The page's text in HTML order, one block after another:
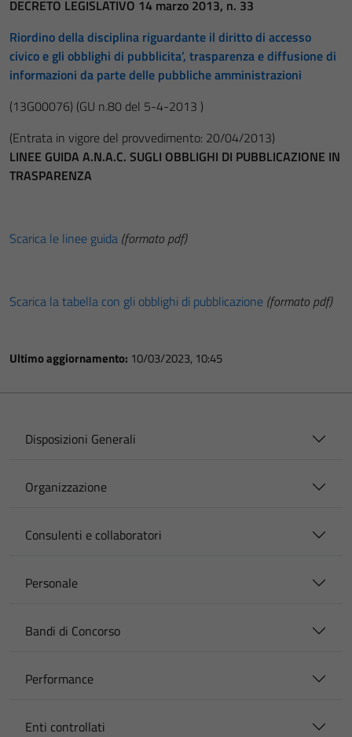
DECRETO LEGISLATIVO 14 marzo 2013, n. 33
Riordino della disciplina riguardante il diritto di accesso
civico e gli obblighi di pubblicita’, trasparenza e diffusione di
informazioni da parte delle pubbliche amministrazioni
(13G00076) (GU n.80 del 5-4-2013 )
(Entrata in vigore del provvedimento: 20/04/2013)
LINEE GUIDA A.N.A.C. SUGLI OBBLIGHI DI PUBBLICAZIONE IN
TRASPARENZA
Scarica le linee guida (formato pdf)
Scarica la tabella con gli obblighi di pubblicazione (formato pdf)
Ultimo aggiornamento: 10/03/2023, 10:45
Disposizioni Generali
Organizzazione
Consulenti e collaboratori
Personale
Bandi di Concorso
Performance
Enti controllati